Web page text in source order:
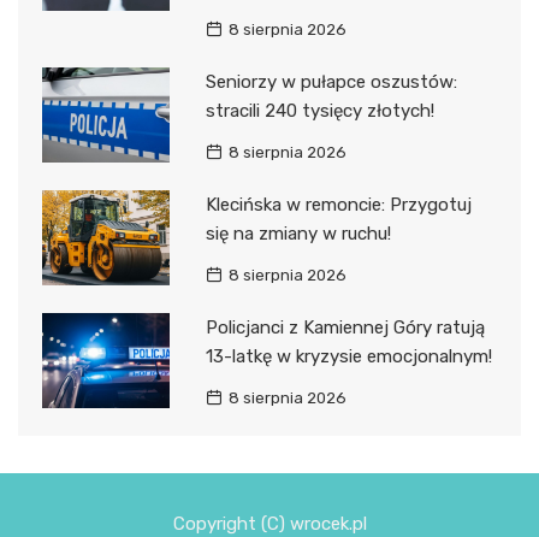
8 sierpnia 2026
Seniorzy w pułapce oszustów:
stracili 240 tysięcy złotych!
8 sierpnia 2026
Klecińska w remoncie: Przygotuj
się na zmiany w ruchu!
8 sierpnia 2026
Policjanci z Kamiennej Góry ratują
13-latkę w kryzysie emocjonalnym!
8 sierpnia 2026
Copyright (C) wrocek.pl